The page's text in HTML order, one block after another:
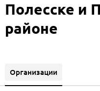
Полесске и
районе
Организации